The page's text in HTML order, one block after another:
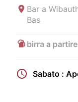
Bar a
Bas
birra a
Sabato :